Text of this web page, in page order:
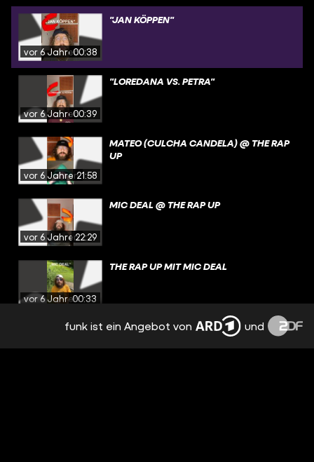
vor 6 Jahren00:38
"JAN KÖPPEN"
vor 6 Jahren00:39
"LOREDANA VS. PETRA"
vor 6 Jahren21:58
MATEO (CULCHA CANDELA) @ THE RAP
UP
vor 6 Jahren22:29
MIC DEAL @ THE RAP UP
vor 6 Jahren00:33
THE RAP UP MIT MIC DEAL
"ED SHEERANS VERSCHOLLENES ALBUM"
funk ist ein Angebot von und